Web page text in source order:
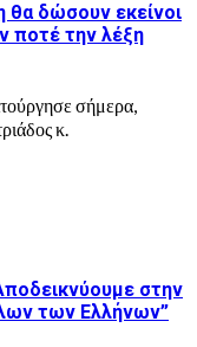
θα δώσουν εκείνοι
ποτέ την λέξη
σήμερα,
κ.
στην
των Ελλήνων”